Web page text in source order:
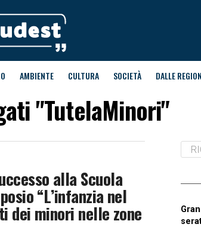
AMBIENTE CULTURA SOCIETÀ DALLE
"TutelaMinori"
alla Scuola
“L’infanzia nel
dei minori nelle zone